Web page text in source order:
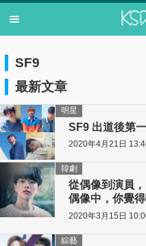
SF9
最新文章
SF9 出道後第
明星
2020年4月21日
從偶像到演員
偶像中，你覺
韓劇
2020年3月15日
綜藝